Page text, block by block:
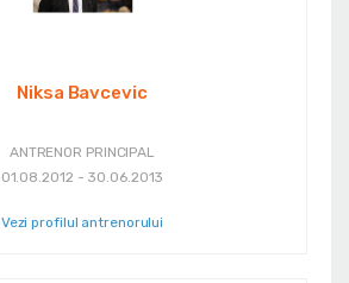
Niksa Bavcevic
ANTRENOR PRINCIPAL
01.08.2012 - 30.06.2013
Vezi profilul antrenorului